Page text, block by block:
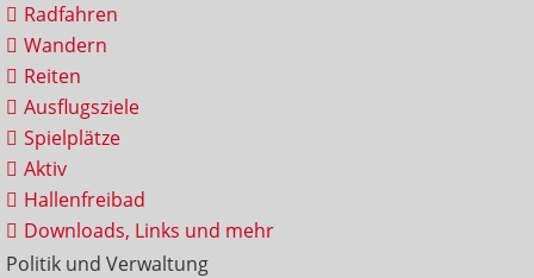
Radfahren
Wandern
Reiten
Ausflugsziele
Spielplätze
Aktiv
Hallenfreibad
Downloads, Links und mehr
Politik und Verwaltung